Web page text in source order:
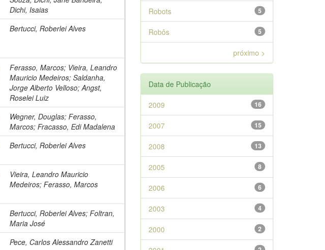
Dichi, Isaias
Bertucci, Roberlei Alves
Ferasso, Marcos; Vieira, Leandro
Mauricio Medeiros; Saldanha,
Jorge Alberto Velloso; Angst,
Roselei Luiz
Wegner, Douglas; Ferasso,
Marcos; Fracasso, Edi Madalena
Bertucci, Roberlei Alves
Vieira, Leandro Mauricio
Medeiros; Ferasso, Marcos
Bertucci, Roberlei Alves; Foltran,
Maria José
Pece, Carlos Alessandro Zanetti
5
Robots
5
Robôs
próximo >
Data de Publicação
16
2009
15
2007
13
2008
8
2005
6
2006
4
2003
2
2000